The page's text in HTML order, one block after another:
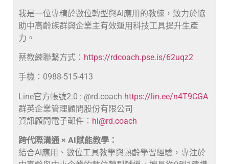
我是一位專精於數位轉型與AI應用的教練，致力於協
助中高齡族群與企業主有效運用科技工具提升生產
力。
蔡教練聯繫方式： https://rdcoach.pse.is/62uqz2
手機：0988-515-413
Line官方帳號2.0 : @rd.coach https://lin.ee/n4T9CGA
群英企業管理顧問股份有限公司
資訊顧問電子郵件： hi@rd.coach
跨代際溝通 × AI賦能教學：
結合AI應用、數位工具教學與熟齡學習經驗，專注於